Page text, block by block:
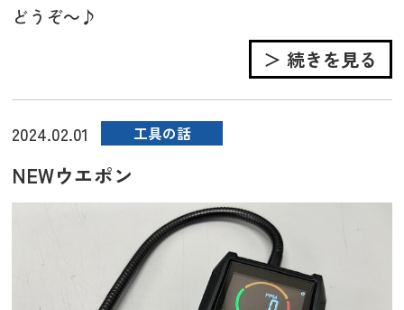
どうぞ～♪
＞ 続きを見る
2024.02.01 工具の話
NEWウエポン